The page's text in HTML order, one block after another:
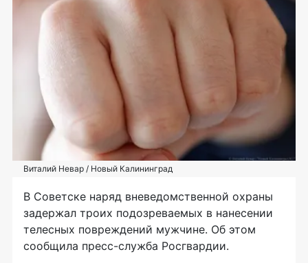
Виталий Невар / Новый Калининград
В Советске наряд вневедомственной охраны
задержал троих подозреваемых в нанесении
телесных повреждений мужчине. Об этом
сообщила пресс-служба Росгвардии.